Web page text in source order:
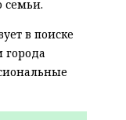
семьи.
в поиске
города